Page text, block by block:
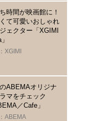
ど全4型
時間が映画館に！
て可愛いおしゃれ
ェクター「XGIMI
XGIMI
ABEMAオリジナ
マをチェック
／Cafe」
ABEMA